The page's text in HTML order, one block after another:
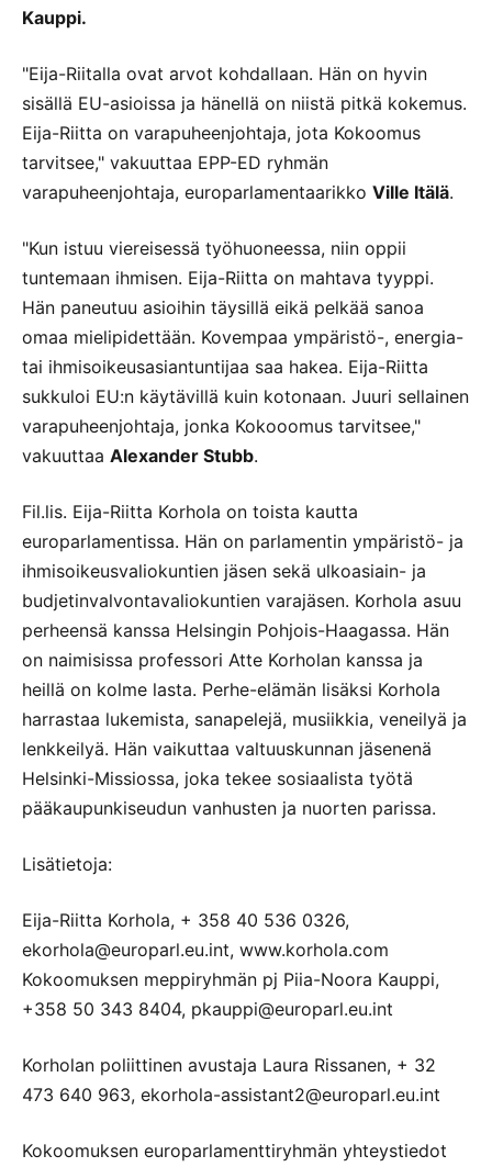
Kauppi.
"Eija-Riitalla ovat arvot kohdallaan. Hän on hyvin
sisällä EU-asioissa ja hänellä on niistä pitkä kokemus.
Eija-Riitta on varapuheenjohtaja, jota Kokoomus
tarvitsee," vakuuttaa EPP-ED ryhmän
varapuheenjohtaja, europarlamentaarikko Ville Itälä.
"Kun istuu viereisessä työhuoneessa, niin oppii
tuntemaan ihmisen. Eija-Riitta on mahtava tyyppi.
Hän paneutuu asioihin täysillä eikä pelkää sanoa
omaa mielipidettään. Kovempaa ympäristö-, energia-
tai ihmisoikeusasiantuntijaa saa hakea. Eija-Riitta
sukkuloi EU:n käytävillä kuin kotonaan. Juuri sellainen
varapuheenjohtaja, jonka Kokooomus tarvitsee,"
vakuuttaa Alexander Stubb.
Fil.lis. Eija-Riitta Korhola on toista kautta
europarlamentissa. Hän on parlamentin ympäristö- ja
ihmisoikeusvaliokuntien jäsen sekä ulkoasiain- ja
budjetinvalvontavaliokuntien varajäsen. Korhola asuu
perheensä kanssa Helsingin Pohjois-Haagassa. Hän
on naimisissa professori Atte Korholan kanssa ja
heillä on kolme lasta. Perhe-elämän lisäksi Korhola
harrastaa lukemista, sanapelejä, musiikkia, veneilyä ja
lenkkeilyä. Hän vaikuttaa valtuuskunnan jäsenenä
Helsinki-Missiossa, joka tekee sosiaalista työtä
pääkaupunkiseudun vanhusten ja nuorten parissa.
Lisätietoja:
Eija-Riitta Korhola, + 358 40 536 0326,
ekorhola@europarl.eu.int, www.korhola.com
Kokoomuksen meppiryhmän pj Piia-Noora Kauppi,
+358 50 343 8404, pkauppi@europarl.eu.int
Korholan poliittinen avustaja Laura Rissanen, + 32
473 640 963, ekorhola-assistant2@europarl.eu.int
Kokoomuksen europarlamenttiryhmän yhteystiedot